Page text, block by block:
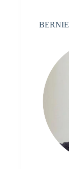
BERNIE